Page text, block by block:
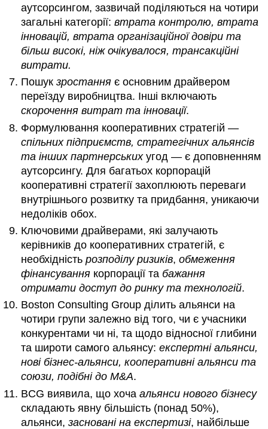
аутсорсингом, зазвичай поділяються на чотири
загальні категорії:втрата контролю, втрата
інновацій, втрата організаційної довіри та
більш високі, ніж очікувалося, трансакційні
витрати.
Пошукзростання є основним драйвером
переїзду виробництва. Інші включають
скорочення витрат та інновації.
Формулювання кооперативних стратегій —
спільних підприємств, стратегічних альянсів
та інших партнерськихугод — є доповненням
аутсорсингу. Для багатьох корпорацій
кооперативні стратегії захоплюють переваги
внутрішнього розвитку та придбання, уникаючи
недоліків обох.
Ключовими драйверами, які залучають
керівників до кооперативних стратегій, є
необхідністьрозподілу ризиків,обмеження
фінансування корпорації та бажання
отримати доступ до ринку та технологій.
Boston Consulting Group ділить альянси на
чотири групи залежно від того, чи є учасники
конкурентами чи ні, та щодо відносної глибини
та широти самого альянсу:експертні альянси,
нові бізнес-альянси, кооперативні альянси та
союзи, подібні до M&A.
BCG виявила, що хочаальянси нового бізнесу
складають явну більшість (понад 50%),
альянси,засновані на експертизі, найбільше